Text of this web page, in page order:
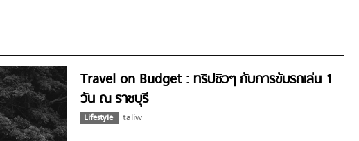
Travel on Budget : ทริปชิวๆ กับการขับรถเล่น 1
วัน ณ ราชบุรี
Lifestyle taliw